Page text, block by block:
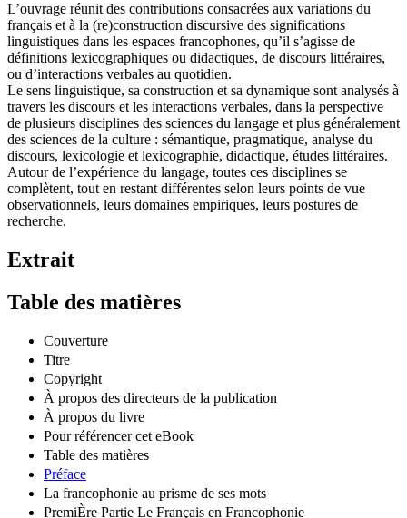
L’ouvrage réunit des contributions consacrées aux variations du
français et à la (re)construction discursive des significations
linguistiques dans les espaces francophones, qu’il s’agisse de
définitions lexicographiques ou didactiques, de discours littéraires,
ou d’interactions verbales au quotidien.
Le sens linguistique, sa construction et sa dynamique sont analysés à
travers les discours et les interactions verbales, dans la perspective
de plusieurs disciplines des sciences du langage et plus généralement
des sciences de la culture : sémantique, pragmatique, analyse du
discours, lexicologie et lexicographie, didactique, études littéraires.
Autour de l’expérience du langage, toutes ces disciplines se
complètent, tout en restant différentes selon leurs points de vue
observationnels, leurs domaines empiriques, leurs postures de
recherche.
Extrait
Table des matières
Couverture
Titre
Copyright
À propos des directeurs de la publication
À propos du livre
Pour référencer cet eBook
Table des matières
Préface
La francophonie au prisme de ses mots
PremiÈre Partie Le Français en Francophonie